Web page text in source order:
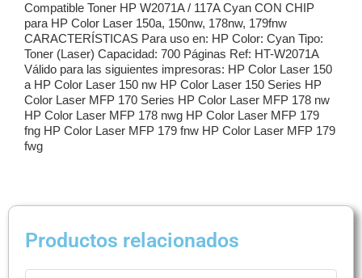
Compatible Toner HP W2071A / 117A Cyan CON CHIP
para HP Color Laser 150a, 150nw, 178nw, 179fnw
CARACTERÍSTICAS Para uso en: HP Color: Cyan Tipo:
Toner (Laser) Capacidad: 700 Páginas Ref: HT-W2071A
Válido para las siguientes impresoras: HP Color Laser 150
a HP Color Laser 150 nw HP Color Laser 150 Series HP
Color Laser MFP 170 Series HP Color Laser MFP 178 nw
HP Color Laser MFP 178 nwg HP Color Laser MFP 179
fng HP Color Laser MFP 179 fnw HP Color Laser MFP 179
fwg
Productos relacionados